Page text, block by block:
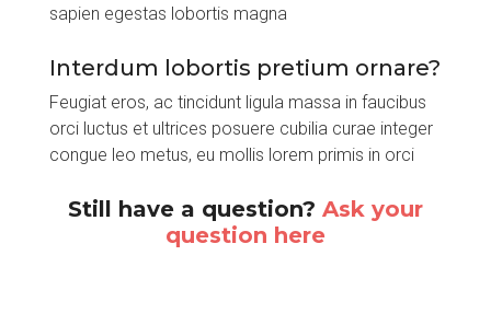
sapien egestas lobortis magna
Interdum lobortis pretium ornare?
Feugiat eros, ac tincidunt ligula massa in faucibus
orci luctus et ultrices posuere cubilia curae integer
congue leo metus, eu mollis lorem primis in orci
Still have a question? Ask your
question here